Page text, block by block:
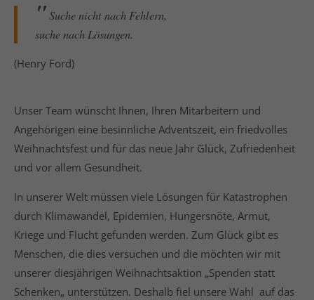
Suche nicht nach Fehlern,
suche nach Lösungen.
(Henry Ford)
Unser Team wünscht Ihnen, Ihren Mitarbeitern und
Angehörigen eine besinnliche Adventszeit, ein friedvolles
Weihnachtsfest und für das neue Jahr Glück, Zufriedenheit
und vor allem Gesundheit.
In unserer Welt müssen viele Lösungen für Katastrophen
durch Klimawandel, Epidemien, Hungersnöte, Armut,
Kriege und Flucht gefunden werden. Zum Glück gibt es
Menschen, die dies versuchen und die möchten wir mit
unserer diesjährigen Weihnachtsaktion „Spenden statt
Schenken„ unterstützen. Deshalb fiel unsere Wahl auf das